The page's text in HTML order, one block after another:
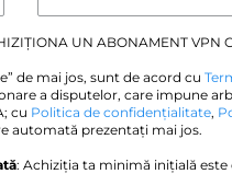
UN ABONAMENT VPN
de mai jos, sunt de acord cu
a disputelor, care impune
cu Politica de confidențialitate,
automată prezentați mai jos.
: Achiziția ta minimă inițială este